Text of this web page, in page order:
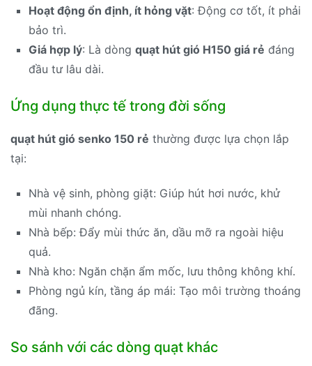
Hoạt động ổn định, ít hỏng vặt: Động cơ tốt, ít phải
bảo trì.
Giá hợp lý: Là dòng quạt hút gió H150 giá rẻ đáng
đầu tư lâu dài.
Ứng dụng thực tế trong đời sống
quạt hút gió senko 150 rẻ thường được lựa chọn lắp
tại:
Nhà vệ sinh, phòng giặt: Giúp hút hơi nước, khử
mùi nhanh chóng.
Nhà bếp: Đẩy mùi thức ăn, dầu mỡ ra ngoài hiệu
quả.
Nhà kho: Ngăn chặn ẩm mốc, lưu thông không khí.
Phòng ngủ kín, tầng áp mái: Tạo môi trường thoáng
đãng.
So sánh với các dòng quạt khác